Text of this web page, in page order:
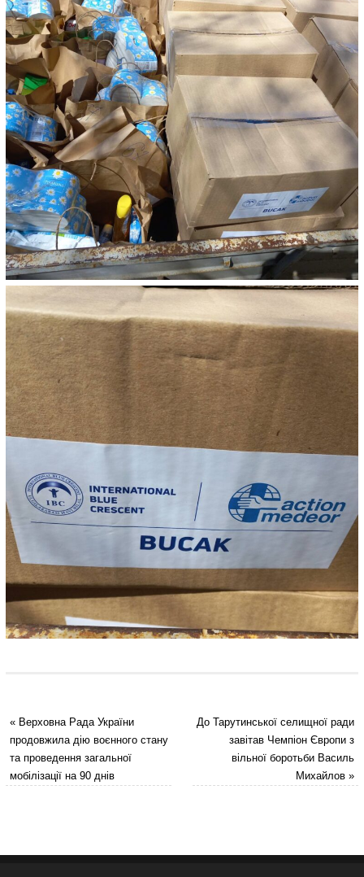
«Верховна Рада України
продовжила дію воєнного стану
та проведення загальної
мобілізації на 90 днів
До Тарутинської селищної ради
завітав Чемпіон Європи з
вільної боротьби Василь
Михайлов»